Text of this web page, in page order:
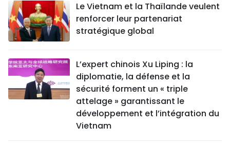
Le Vietnam et la Thaïlande veulent
renforcer leur partenariat
stratégique global
L’expert chinois Xu Liping : la
diplomatie, la défense et la
sécurité forment un « triple
attelage » garantissant le
développement et l’intégration du
Vietnam